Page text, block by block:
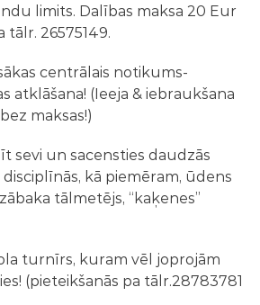
limits. Dalības maksa 20 Eur
tālr. 26575149.
centrālais notikums-
atklāšana! (Ieeja & iebraukšana
maksas!)
sevi un sacensties daudzās
kā piemēram, ūdens
tālmetējs, “kaķenes”
turnīrs, kuram vēl joprojām
(pieteikšanās pa tālr.28783781